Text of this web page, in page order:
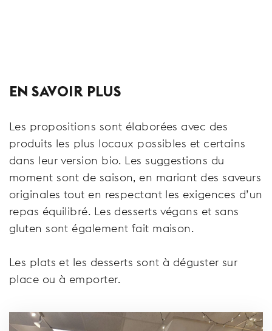
EN SAVOIR PLUS
Les propositions sont élaborées avec des
produits les plus locaux possibles et certains
dans leur version bio. Les suggestions du
moment sont de saison, en mariant des saveurs
originales tout en respectant les exigences d’un
repas équilibré. Les desserts végans et sans
gluten sont également fait maison.
Les plats et les desserts sont à déguster sur
place ou à emporter.